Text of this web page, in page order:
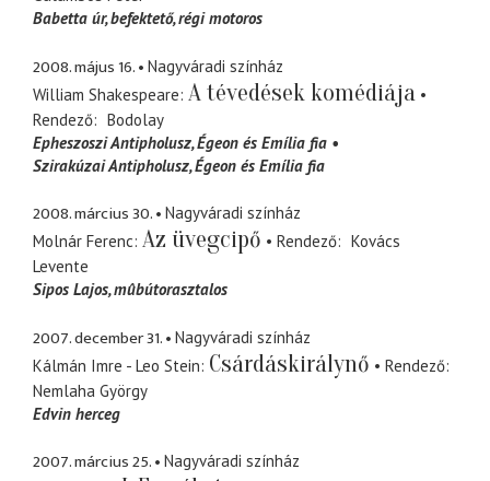
Babetta úr befektető, régi motoros
2008. május 16.
Nagyváradi színház
William Shakespeare A tévedések komédiája
Rendező
Bodolay
Epheszoszi Antipholusz Égeon és Emília fia
Szirakúzai Antipholusz Égeon és Emília fia
2008. március 30.
Nagyváradi színház
Molnár Ferenc Az üvegcipő Rendező
Kovács
Levente
Sipos Lajos mûbútorasztalos
2007. december 31.
Nagyváradi színház
Kálmán Imre - Leo Stein Csárdáskirálynő
Rendező
Nemlaha György
Edvin herceg
2007. március 25.
Nagyváradi színház